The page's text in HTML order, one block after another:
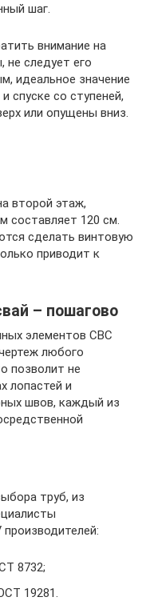
шаг.
внимание на
не следует его
идеальное значение
спуске со ступеней,
или опущены вниз.
второй этаж,
составляет 120 см.
сделать винтовую
приводит к
– пошагово
элементов СВС
любого
позволит не
лопастей и
швов, каждый из
труб, из
8732;
19281.